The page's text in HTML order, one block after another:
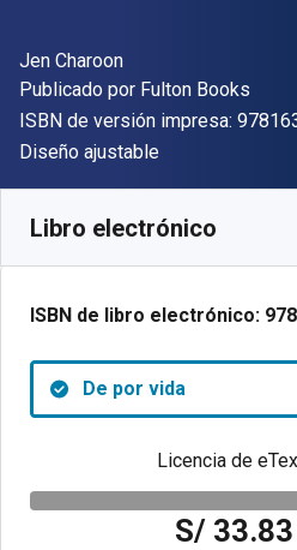
Autor(es)
Jen Charoon
Editor
Publicado por Fulton Books
ISBN de versión impresa:
Formato
Diseño ajustable
Libro electrónico
ISBN de libro electrónico:
De por vida
Licencia de
S/ 33.83